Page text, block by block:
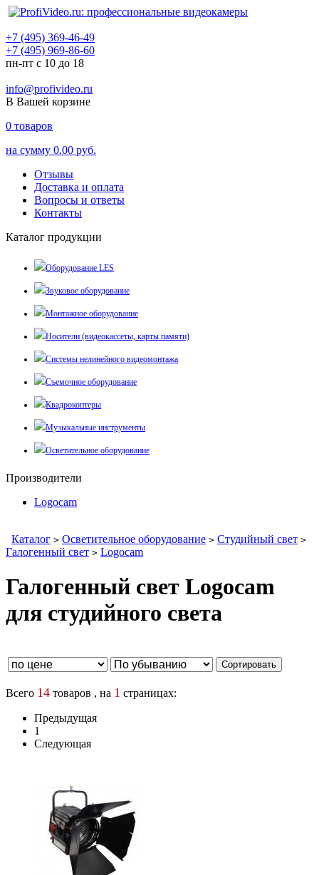
+7 (495) 369-46-49
+7 (495) 969-86-60
пн-пт с 10 до 18
info@profivideo.ru
В Вашей корзине
0 товаров
на сумму 0.00 руб.
Отзывы
Доставка и оплата
Вопросы и ответы
Контакты
Каталог продукции
Оборудование LES
Звуковое оборудование
Монтажное оборудование
Носители (видеокассеты, карты памяти)
Системы нелинейного видеомонтажа
Съемочное оборудование
Квадрокоптеры
Музыкальные инструменты
Осветительное оборудование
Производители
Logocam
Каталог > Осветительное оборудование > Студийный свет >
Галогенный свет > Logocam
Галогенный свет Logocam
для студийного света
Всего 14 товаров , на 1 страницах:
Предыдущая
1
Следующая